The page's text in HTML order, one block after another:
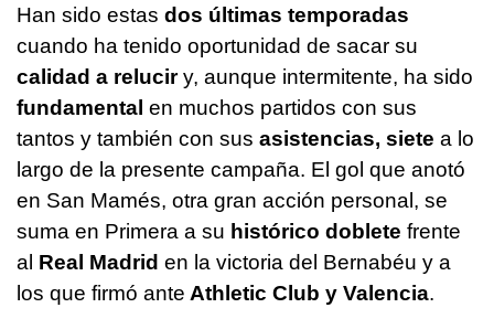
Han sido estas dos últimas temporadas
cuando ha tenido oportunidad de sacar su
calidad a reluciry, aunque intermitente, ha sido
fundamental en muchos partidos con sus
tantos y también con sus asistencias, siete a lo
largo de la presente campaña. El gol que anotó
en San Mamés, otra gran acción personal, se
suma en Primera a su histórico doblete frente
al Real Madrid en la victoria del Bernabéu y a
los que firmó ante Athletic Club y Valencia.